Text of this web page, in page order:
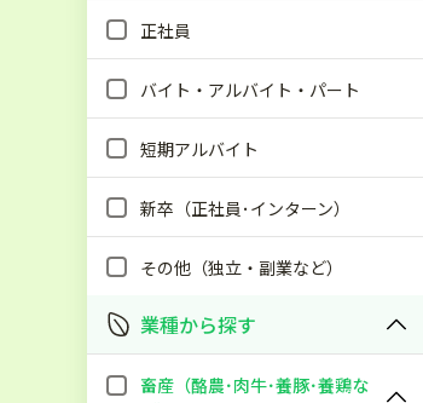
正社員
バイト・アルバイト・パート
短期アルバイト
新卒（正社員･インターン）
その他（独立・副業など）
業種から探す
畜産（酪農･肉牛･養豚･養鶏な